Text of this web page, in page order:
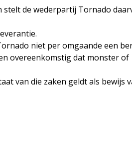
de wederpartij Tornado
niet per omgaande een
overeenkomstig dat monster of
van die zaken geldt als bewijs